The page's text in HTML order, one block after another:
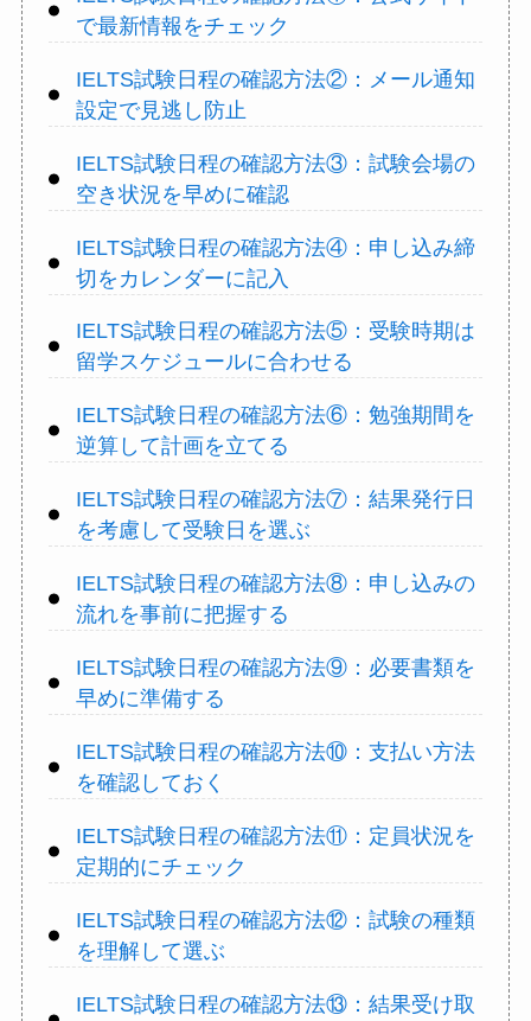
で最新情報をチェック
IELTS試験日程の確認方法②：メール通知
設定で見逃し防止
IELTS試験日程の確認方法③：試験会場の
空き状況を早めに確認
IELTS試験日程の確認方法④：申し込み締
切をカレンダーに記入
IELTS試験日程の確認方法⑤：受験時期は
留学スケジュールに合わせる
IELTS試験日程の確認方法⑥：勉強期間を
逆算して計画を立てる
IELTS試験日程の確認方法⑦：結果発行日
を考慮して受験日を選ぶ
IELTS試験日程の確認方法⑧：申し込みの
流れを事前に把握する
IELTS試験日程の確認方法⑨：必要書類を
早めに準備する
IELTS試験日程の確認方法⑩：支払い方法
を確認しておく
IELTS試験日程の確認方法⑪：定員状況を
定期的にチェック
IELTS試験日程の確認方法⑫：試験の種類
を理解して選ぶ
IELTS試験日程の確認方法⑬：結果受け取